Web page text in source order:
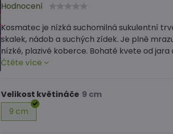
Hodnocení
Kosmatec je nízká suchomilná sukulentní
skalek, nádob a suchých zídek. Je plně
nízké, plazivé koberce. Bohatě kvete od jara
Čtěte více
Velikost květináče
9 cm